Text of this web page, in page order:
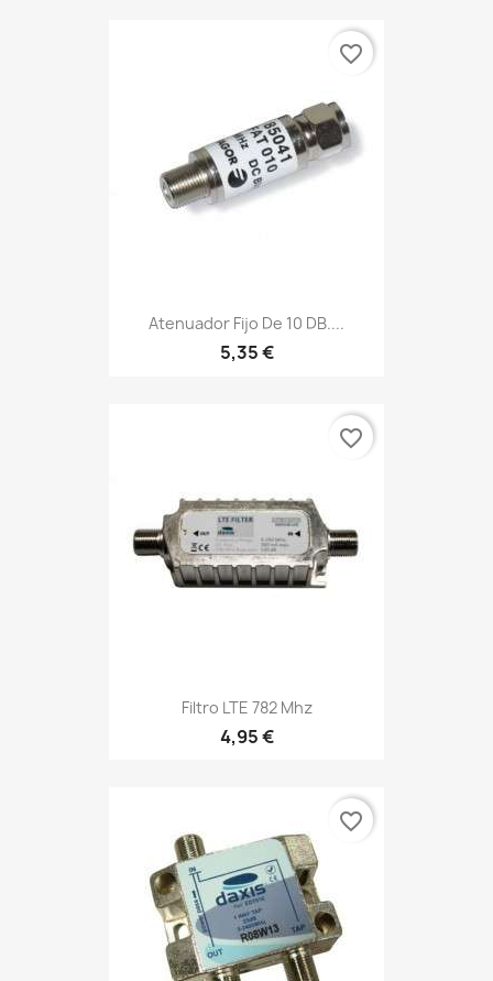
Atenuador Fijo De 10 DB....
5,35 €
favorite_border
Filtro LTE 782 Mhz
4,95 €
favorite_border
favorite_border